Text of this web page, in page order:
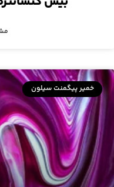
خمیر پیگمنت سیلون